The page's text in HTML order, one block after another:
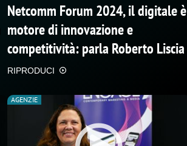
Netcomm Forum 2024, il digitale è
motore di innovazione e
competitività: parla Roberto Liscia
RIPRODUCI
AGENZIE